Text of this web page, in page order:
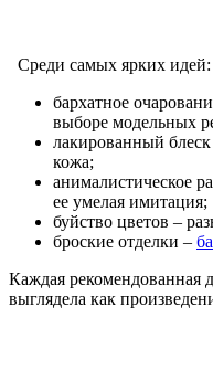
Среди самых ярких идей:
бархатное
выборе модельных
лакированный
кожа;
анималистическое
ее умелая имитация;
буйство цветов –
броские отделки –
Каждая рекомендованная
выглядела как